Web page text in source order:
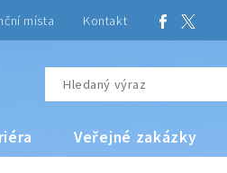
místa Kontakt
Veřejné zakázky